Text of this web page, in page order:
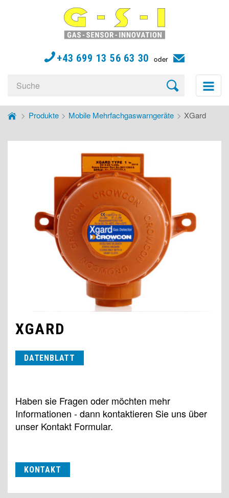
G-
S-
I
Gas
Innovation
+43 699 13 56 63 30 oder
Produkte Mobile Mehrfachgaswarngeräte XGard
XGARD
DATENBLATT
Haben sie Fragen oder möchten mehr
Informationen - dann kontaktieren Sie uns über
unser Kontakt Formular.
KONTAKT